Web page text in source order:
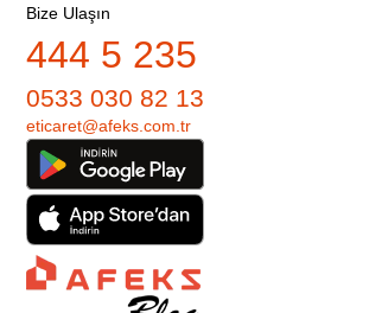
Bize Ulaşın
444 5 235
0533 030 82 13
eticaret@afeks.com.tr